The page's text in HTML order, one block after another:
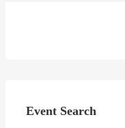
Event Search